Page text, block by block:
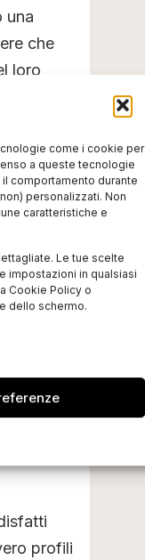
come i cookie per
a queste tecnologie
comportamento durante
personalizzati. Non
caratteristiche e
Le tue scelte
impostazioni in qualsiasi
Cookie Policy o
dello schermo.
una
che
loro
e che
a
gestione
di più
profili